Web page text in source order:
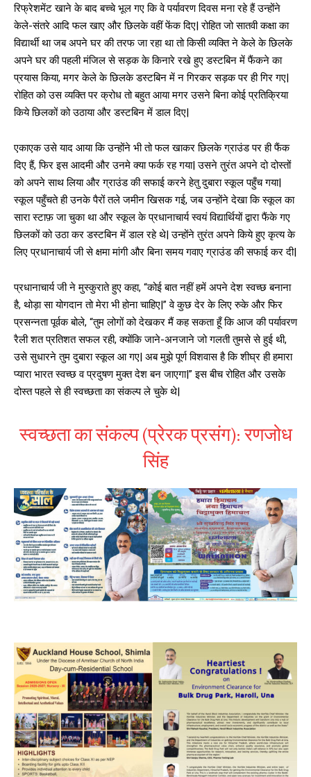
रिफ्रेशमेंट खाने के बाद बच्चे भूल गए कि वे पर्यावरण दिवस मना रहे हैं उन्होंने
केले-संतरे आदि फल खाए और छिलके वहीं फेंक दिए| रोहित जो सातवी कक्षा का
विद्यार्थी था जब अपने घर की तरफ जा रहा था तो किसी व्यक्ति ने केले के छिलके
अपने घर की पहली मंजिल से सड़क के किनारे रखे हुए डस्टबिन में फैंकने का
प्रयास किया, मगर केले के छिलके डस्टबिन में न गिरकर सड़क पर ही गिर गए|
रोहित को उस व्यक्ति पर क्रोध तो बहुत आया मगर उसने बिना कोई प्रतिक्रिया
किये छिलकों को उठाया और डस्टबिन में डाल दिए|
एकाएक उसे याद आया कि उन्होंने भी तो फल खाकर छिलके ग्राउंड पर ही फैंक
दिए हैं, फिर इस आदमी और उनमे क्या फर्क रह गया| उसने तुरंत अपने दो दोस्तों
को अपने साथ लिया और ग्राउंड की सफाई करने हेतु दुबारा स्कूल पहुँच गया|
स्कूल पहुँचते ही उनके पैरों तले जमीन खिसक गई, जब उन्होंने देखा कि स्कूल का
सारा स्टाफ़ जा चुका था और स्कूल के प्रधानाचार्य स्वयं विद्यार्थियों द्वारा फैंके गए
छिलकों को उठा कर डस्टबिन में डाल रहे थे| उन्होंने तुरंत अपने किये हुए कृत्य के
लिए प्रधानाचार्य जी से क्षमा मांगी और बिना समय गवाए ग्राउंड की सफाई कर दी|
प्रधानाचार्य जी ने मुस्कुराते हुए कहा, “कोई बात नहीं हमें अपने देश स्वच्छ बनाना
है, थोड़ा सा योगदान तो मेरा भी होना चाहिए|” वे कुछ देर के लिए रुके और फिर
प्रसन्नता पूर्वक बोले, “तुम लोगों को देखकर मैं कह सकता हूँ कि आज की पर्यावरण
रैली शत प्रतिशत सफल रही, क्योंकि जाने-अनजाने जो गलती तुमसे से हुई थी,
उसे सुधारने तुम दुबारा स्कूल आ गए| अब मुझे पूर्ण विशवास है कि शीघ्र ही हमारा
प्यारा भारत स्वच्छ व प्रदुषण मुक्त देश बन जाएगा|” इस बीच रोहित और उसके
दोस्त पहले से ही स्वच्छता का संकल्प ले चुके थे|
स्वच्छता का संकल्प (प्रेरक प्रसंग): रणजोध
सिंह